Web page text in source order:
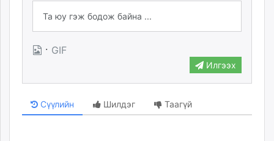
· GIF
Илгээх
Сүүлийн Шилдэг Таагүй